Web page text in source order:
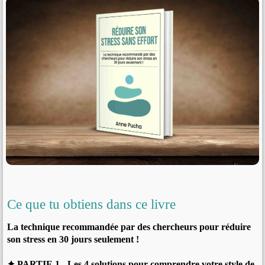
Ce que tu obtiens dans ce livre
La technique recommandée par des chercheurs pour réduire
son stress en 30 jours seulement !